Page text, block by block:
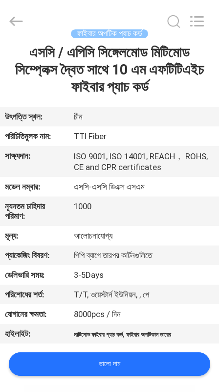
আমাদের
সম্পর্কে
কারখানা
ভ্রমণ
মান
নিয়ন্ত্রণ
যোগাযোগ
করুন
উদ্ধৃতির
জন্য
সাইট
Tech.
ফাইবার অপটিক প্যাচ কর্ড
এসসি / এপিসি সিঙ্গেলমোড মিটিমোড
সিম্প্লেক্স দ্বৈত সাথে 10 এম এফটিটিএইচ
ফাইবার প্যাচ কর্ড
উৎপত্তি স্থল:
চীন
পরিচিতিমুলক নাম:
TTI Fiber
সাক্ষ্যদান:
ISO 9001, ISO 14001, REACH， ROHS,
CE and CPR certificates
মডেল নম্বার:
এসসি-এসসি ডিএক্স এসএম
ন্যূনতম চাহিদার
পরিমাণ:
1000
মূল্য:
আলোচনাযোগ্য
প্যাকেজিং বিবরণ:
পিপি ব্যাগে তারপর কার্টনগুলিতে
ডেলিভারি সময়:
3-5Days
পরিশোধের শর্ত:
T/T, ওয়েস্টার্ন ইউনিয়ন, , পে
যোগানের ক্ষমতা:
8000pcs / দিন
হাইলাইট:
মাল্টিমোড ফাইবার প্যাচ কর্ড,ফাইবার অপটিকাল তারের
ভালো দাম